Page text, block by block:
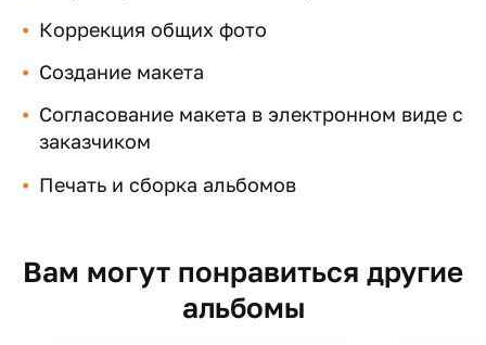
Коррекция общих фото
Создание макета
Согласование макета в электронном виде с
заказчиком
Печать и сборка альбомов
Вам могут понравиться другие
альбомы